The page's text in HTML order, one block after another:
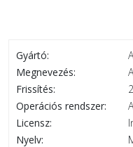
Gyártó:
Megnevezés:
Frissítés:
Operációs rendszer:
Licensz:
Nyelv: